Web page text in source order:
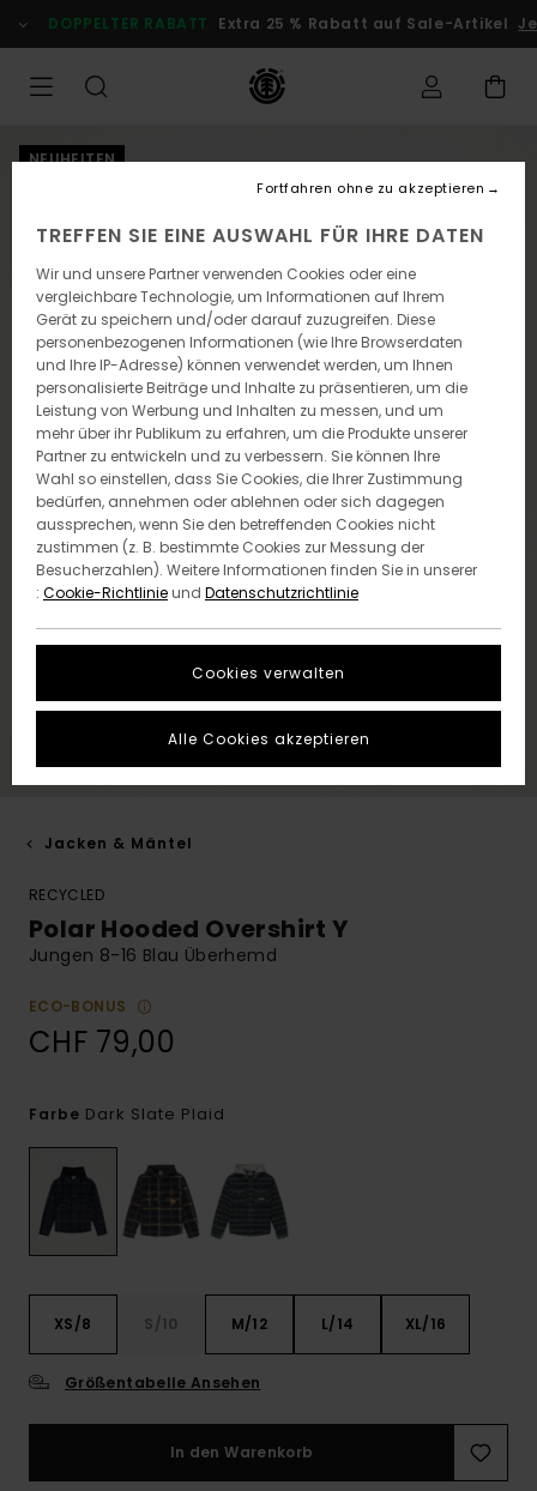
zur
Produktinformation
DOPPELTER RABATT Extra 25 % Rabatt auf Sale-Artikel
NEUHEITEN
Jacken & Mäntel
RECYCLED
Polar Hooded Overshirt Y
Jungen 8-16 Blau Überhemd
ECO-BONUS
CHF 79,00
Farbe Dark Slate Plaid
XS/8 S/10 M/12 L/14 XL/16
Größentabelle Ansehen
In den Warenkorb
TREFFEN SIE EINE AUSWAHL FÜR IHRE DATEN
Wir und unsere Partner verwenden Cookies oder eine
vergleichbare Technologie, um Informationen auf Ihrem
Gerät zu speichern und/oder darauf zuzugreifen. Diese
personenbezogenen Informationen (wie Ihre Browserdaten
und Ihre IP-Adresse) können verwendet werden, um Ihnen
personalisierte Beiträge und Inhalte zu präsentieren, um die
Leistung von Werbung und Inhalten zu messen, und um
mehr über ihr Publikum zu erfahren, um die Produkte unserer
Partner zu entwickeln und zu verbessern. Sie können Ihre
Wahl so einstellen, dass Sie Cookies, die Ihrer Zustimmung
bedürfen, annehmen oder ablehnen oder sich dagegen
aussprechen, wenn Sie den betreffenden Cookies nicht
zustimmen (z. B. bestimmte Cookies zur Messung der
Besucherzahlen). Weitere Informationen finden Sie in unserer
: Cookie-Richtlinieund Datenschutzrichtlinie
Cookies verwalten
Fortfahren ohne zu akzeptieren
Alle Cookies akzeptieren